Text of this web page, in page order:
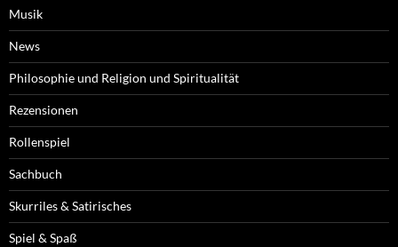
Musik
News
Philosophie und Religion und Spiritualität
Rezensionen
Rollenspiel
Sachbuch
Skurriles & Satirisches
Spiel & Spaß